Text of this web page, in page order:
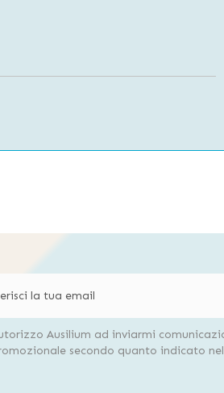
Ausilium ad inviarmi
secondo quanto indicato